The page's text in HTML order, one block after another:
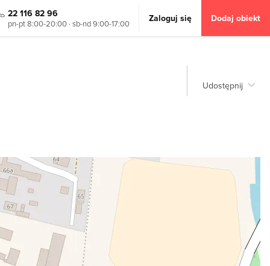
22 116 82 96
pn-pt 8:00-20:00 · sb-nd 9:00-17:00 Zaloguj się Dodaj obiekt
Udostępnij